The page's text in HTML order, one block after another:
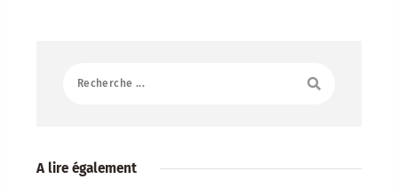
A lire également